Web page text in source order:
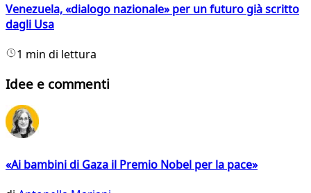
Venezuela, «dialogo nazionale» per un futuro già scritto
dagli Usa
1 min di lettura
Idee e commenti
«Ai bambini di Gaza il Premio Nobel per la pace»